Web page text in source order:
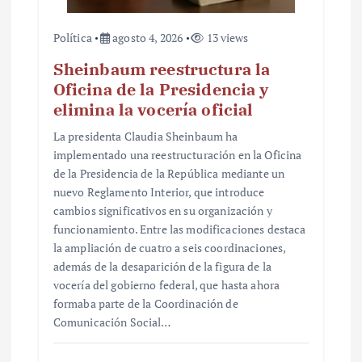
Política agosto 4, 2026 13 views
Sheinbaum reestructura la
Oficina de la Presidencia y
elimina la vocería oficial
La presidenta Claudia Sheinbaum ha
implementado una reestructuración en la Oficina
de la Presidencia de la República mediante un
nuevo Reglamento Interior, que introduce
cambios significativos en su organización y
funcionamiento. Entre las modificaciones destaca
la ampliación de cuatro a seis coordinaciones,
además de la desaparición de la figura de la
vocería del gobierno federal, que hasta ahora
formaba parte de la Coordinación de
Comunicación Social…